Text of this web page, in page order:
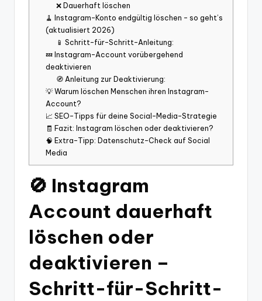
❌ Dauerhaft löschen
🧹 Instagram-Konto endgültig löschen – so geht’s
(aktualisiert 2026)
📱 Schritt-für-Schritt-Anleitung:
💤 Instagram-Account vorübergehend
deaktivieren
🧭 Anleitung zur Deaktivierung:
💡 Warum löschen Menschen ihren Instagram-
Account?
📈 SEO-Tipps für deine Social-Media-Strategie
🧾 Fazit: Instagram löschen oder deaktivieren?
🧠 Extra-Tipp: Datenschutz-Check auf Social
Media
🚫 Instagram
Account dauerhaft
löschen oder
deaktivieren –
Schritt-für-Schritt-